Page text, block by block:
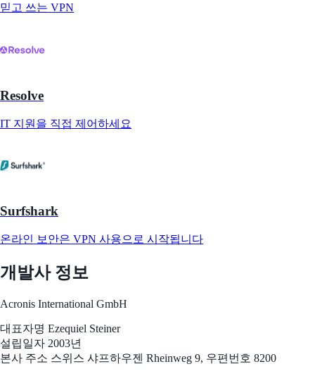
믿고 쓰는 VPN
Resolve
IT 지원을 직접 제어하세요
Surfshark
온라인 보안은 VPN 사용으로 시작됩니다
개발사 정보
Acronis International GmbH
대표자명 Ezequiel Steiner
설립일자 2003년
본사 주소 스위스 샤프하우젠 Rheinweg 9, 우편번호 8200